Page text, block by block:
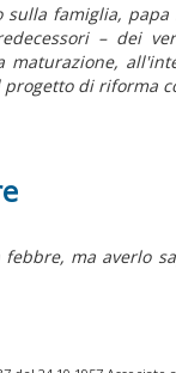
famiglia,
– dei
di riforma
ma averlo